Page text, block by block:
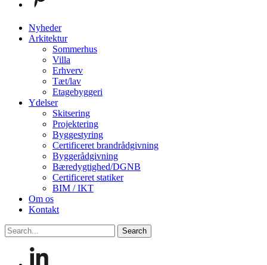
Close
Menu
Nyheder
Arkitektur
Sommerhus
Villa
Erhverv
Tæt/lav
Etagebyggeri
Ydelser
Skitsering
Projektering
Byggestyring
Certificeret brandrådgivning
Byggerådgivning
Bæredygtighed/DGNB
Certificeret statiker
BIM / IKT
Om os
Kontakt
Search